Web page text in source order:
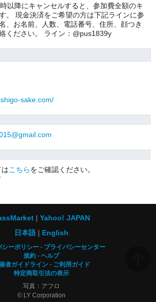
以降にキャンセルすると、参加費全額のキ
。 現金決済をご希望の方は下記ラインに参
、お名前、人数、電話番号、住所、顔つき
ください。 ライン：@pus1839y
sake.com/
こちらをご確認ください。
Yahoo! JAPAN
日本語
English
シーポリシー
プライバシーセンター
規約
ヘルプ
者ガイドライン
ご利用ガイド
特定商取引法の表示
写真：アフロ
© LY Corporation